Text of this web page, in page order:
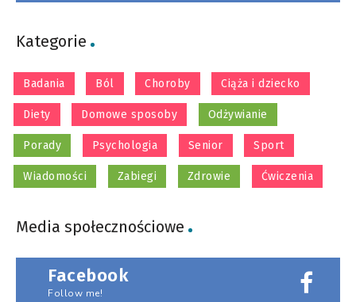
Kategorie
Badania Ból Choroby Ciąża i dziecko
Diety Domowe sposoby Odżywianie
Porady Psychologia Senior Sport
Wiadomości Zabiegi Zdrowie Ćwiczenia
Media społecznościowe
Facebook
Follow me!